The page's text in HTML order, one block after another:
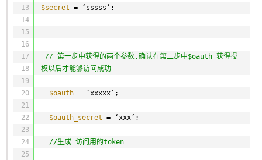
13
14
15
16
17
18
19
20
21
22
23
24
25
$secret = ‘sssss’;
// 第一步中获得的两个参数,确认在第二步中$oauth 获得授
权以后才能够访问成功
$oauth = ‘xxxxx’;
$oauth_secret = ‘xxx’;
//生成 访问用的token